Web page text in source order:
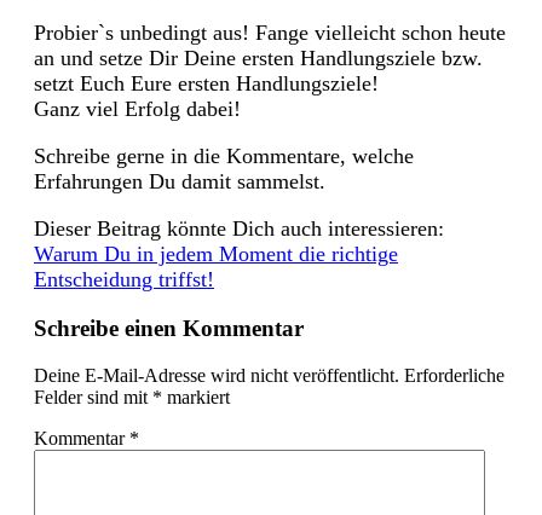
Probier`s unbedingt aus! Fange vielleicht schon heute
an und setze Dir Deine ersten Handlungsziele bzw.
setzt Euch Eure ersten Handlungsziele!
Ganz viel Erfolg dabei!
Schreibe gerne in die Kommentare, welche
Erfahrungen Du damit sammelst.
Dieser Beitrag könnte Dich auch interessieren:
Warum Du in jedem Moment die richtige
Entscheidung triffst!
Schreibe einen Kommentar
Deine E-Mail-Adresse wird nicht veröffentlicht. Erforderliche
Felder sind mit * markiert
Kommentar *